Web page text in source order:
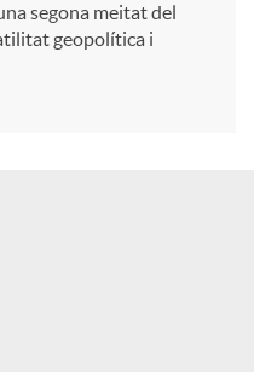
segona meitat del
geopolítica i